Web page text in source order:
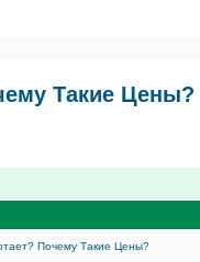
Такие Цены?
Почему Такие Цены?